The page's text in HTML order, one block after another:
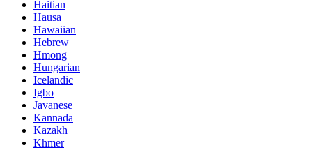
Haitian
Hausa
Hawaiian
Hebrew
Hmong
Hungarian
Icelandic
Igbo
Javanese
Kannada
Kazakh
Khmer